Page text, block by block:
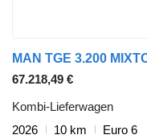
MAN TGE 3.200
67.218,49 €
Kombi-Lieferwagen
2026
10 km
Euro 6